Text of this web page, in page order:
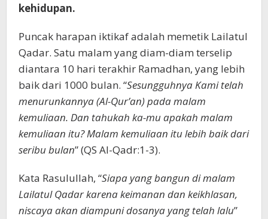
kehidupan.
Puncak harapan iktikaf adalah memetik Lailatul
Qadar. Satu malam yang diam-diam terselip
diantara 10 hari terakhir Ramadhan, yang lebih
baik dari 1000 bulan. “Sesungguhnya Kami telah
menurunkannya (Al-Qur’an) pada malam
kemuliaan. Dan tahukah ka-mu apakah malam
kemuliaan itu? Malam kemuliaan itu lebih baik dari
seribu bulan” (QS Al-Qadr:1-3).
Kata Rasulullah, “Siapa yang bangun di malam
Lailatul Qadar karena keimanan dan keikhlasan,
niscaya akan diampuni dosanya yang telah lalu”